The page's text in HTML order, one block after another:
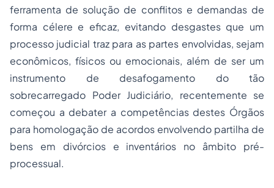
ferramenta de solução de conflitos e demandas de
forma célere e eficaz, evitando desgastes que um
processo judicial traz para as partes envolvidas, sejam
econômicos, físicos ou emocionais, além de ser um
instrumento de desafogamento do tão
sobrecarregado Poder Judiciário, recentemente se
começou a debater a competências destes Órgãos
para homologação de acordos envolvendo partilha de
bens em divórcios e inventários no âmbito pré-
processual.